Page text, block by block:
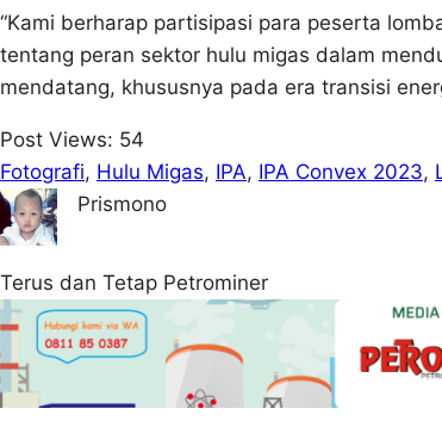
“Kami berharap partisipasi para peserta
tentang peran sektor hulu migas dalam
mendatang, khususnya pada era transisi
Post Views: 54
Fotografi, Hulu Migas, IPA, IPA Convex 2023,
Prismono
Terus dan Tetap Petrominer